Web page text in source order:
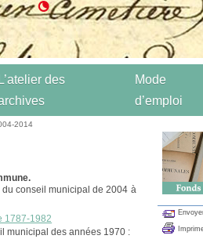
L’atelier des
Mode
d’emploi
2014
conseil municipal de 2004 à
1787-1982
municipal des années 1970 :